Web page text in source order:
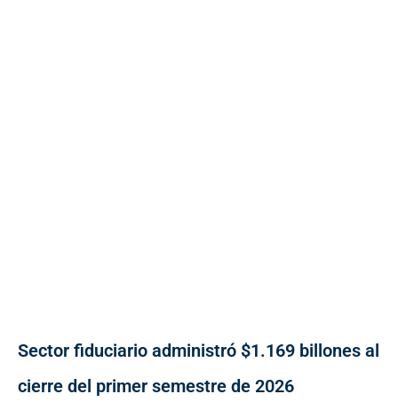
Sector fiduciario administró $1.169 billones al
cierre del primer semestre de 2026